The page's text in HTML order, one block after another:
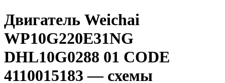
Двигатель Weichai
WP10G220E31NG
DHL10G0288 01 CODE
4110015183 — схемы